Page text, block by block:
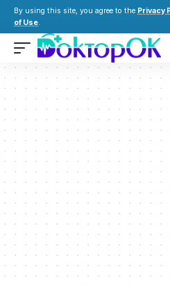
By using this site, you agree to the Privacy
of Use.